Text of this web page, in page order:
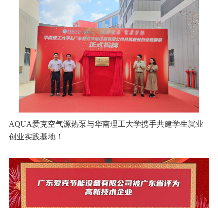
AQUA爱克空气源热泵与华南理工大学携手共建学生就业
创业实践基地！